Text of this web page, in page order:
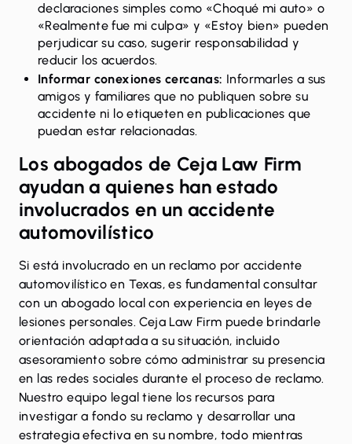
declaraciones simples como «Choqué mi auto» o
«Realmente fue mi culpa» y «Estoy bien» pueden
perjudicar su caso, sugerir responsabilidad y
reducir los acuerdos.
Informar conexiones cercanas: Informarles a sus
amigos y familiares que no publiquen sobre su
accidente ni lo etiqueten en publicaciones que
puedan estar relacionadas.
Los abogados de Ceja Law Firm
ayudan a quienes han estado
involucrados en un accidente
automovilístico
Si está involucrado en un reclamo por accidente
automovilístico en Texas, es fundamental consultar
con un abogado local con experiencia en leyes de
lesiones personales. Ceja Law Firm puede brindarle
orientación adaptada a su situación, incluido
asesoramiento sobre cómo administrar su presencia
en las redes sociales durante el proceso de reclamo.
Nuestro equipo legal tiene los recursos para
investigar a fondo su reclamo y desarrollar una
estrategia efectiva en su nombre, todo mientras